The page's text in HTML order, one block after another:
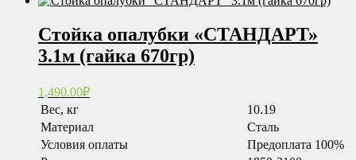
Стойка опалубки «СТАНДАРТ»
3.1м (гайка 670гр)
1,490.00₽
Вес, кг
10.19
Материал
Сталь
Условия оплаты
Предоплата 100%